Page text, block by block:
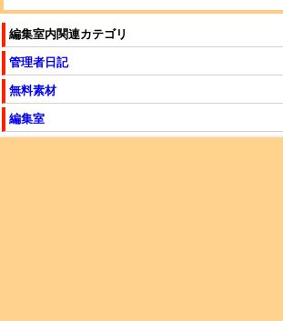
編集室内関連カテゴリ
管理者日記
無料素材
編集室